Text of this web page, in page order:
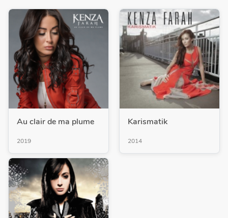
Au clair de ma plume
2019
Karismatik
2014